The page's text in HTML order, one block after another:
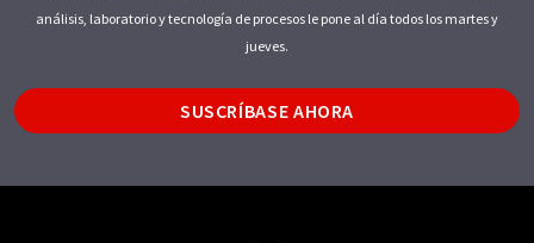
análisis, laboratorio y tecnología de procesos le pone al día todos los martes y
jueves.
SUSCRÍBASE AHORA